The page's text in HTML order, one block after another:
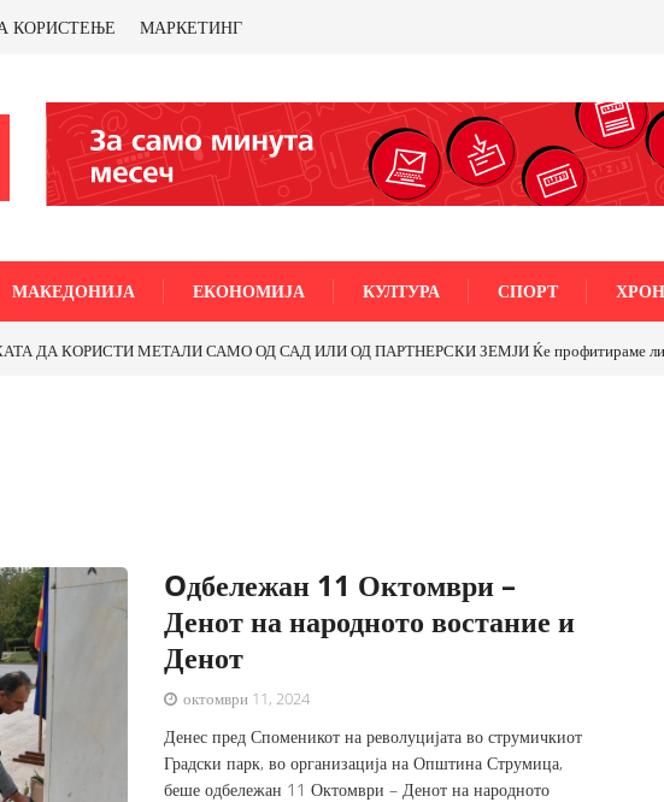
КОРИСТЕЊЕ МАРКЕТИНГ
МАКЕДОНИЈА ЕКОНОМИЈА КУЛТУРА СПОРТ
ДА КОРИСТИ МЕТАЛИ САМО ОД САД ИЛИ ОД ПАРТНЕРСКИ ЗЕМЈИ Ќе профитираме ли со
Oдбележан 11 Октомври –
Денот на народното востание и
Денот
октомври 11, 2024
Денес пред Споменикот на револуцијата во струмичкиот
Градски парк, во организација на Општина Струмица,
беше одбележан 11 Октомври – Денот на народното